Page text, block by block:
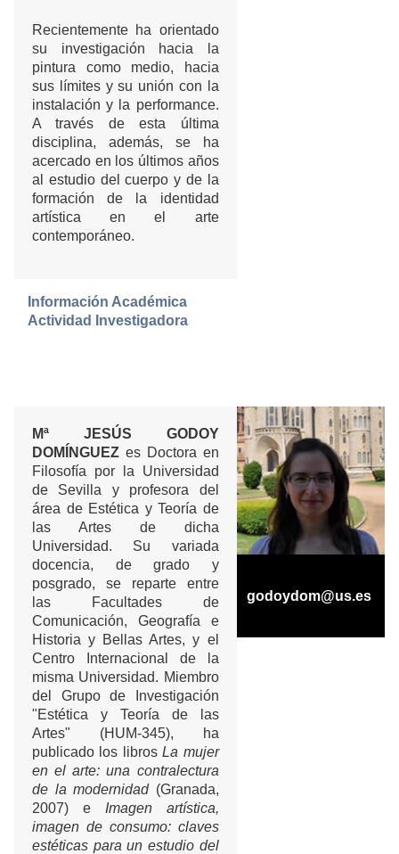
Recientemente ha orientado
su investigación hacia la
pintura como medio, hacia
sus límites y su unión con la
instalación y la performance.
A través de esta última
disciplina, además, se ha
acercado en los últimos años
al estudio del cuerpo y de la
formación de la identidad
artística en el arte
contemporáneo.
Información Académica
Actividad Investigadora
Mª JESÚS GODOY
DOMÍNGUEZ es Doctora en
Filosofía por la Universidad
de Sevilla y profesora del
área de Estética y Teoría de
las Artes de dicha
Universidad. Su variada
docencia, de grado y
posgrado, se reparte entre
las Facultades de
Comunicación, Geografía e
Historia y Bellas Artes, y el
Centro Internacional de la
misma Universidad. Miembro
del Grupo de Investigación
"Estética y Teoría de las
Artes" (HUM-345), ha
publicado los librosLa mujer
en el arte: una contralectura
de la modernidad(Granada,
2007) e Imagen artística,
imagen de consumo: claves
estéticas para un estudio del
godoydom@us.es